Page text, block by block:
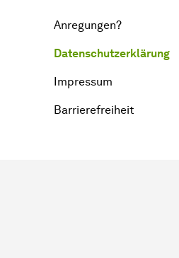
Anregungen?
Datenschutzerklärung
Impressum
Barrierefreiheit